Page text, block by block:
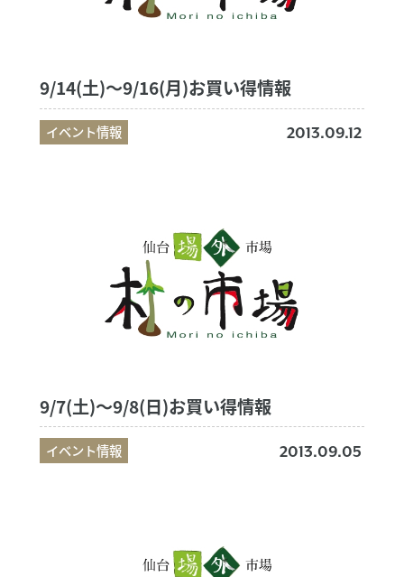
9/14(土)～9/16(月)お買い得情報
イベント情報 2013.09.12
9/7(土)～9/8(日)お買い得情報
イベント情報 2013.09.05